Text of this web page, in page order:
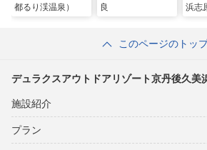
都るり渓温泉）
良
浜志
このページのトッ
デュラクスアウトドアリゾート京丹後久美
施設紹介
プラン